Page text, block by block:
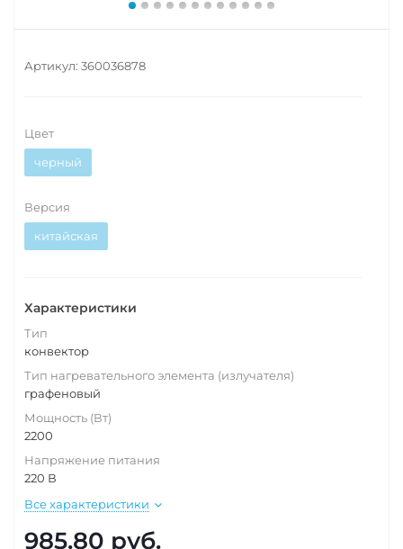
Артикул: 360036878
Цвет
черный
Версия
китайская
Характеристики
Тип
конвектор
Тип нагревательного элемента (излучателя)
графеновый
Мощность (Вт)
2200
Напряжение питания
220 В
Все характеристики
985.80 руб.